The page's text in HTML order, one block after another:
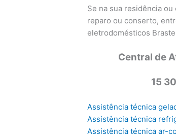
Se na sua residência
reparo ou conserto,
eletrodomésticos
Central de
15
Assistência técnica
Assistência técnica
Assistência técnica ar-